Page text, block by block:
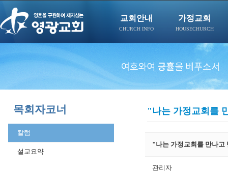
교회안내
CHURCH INFO
가정교회
HOUSECHURCH
목회자코너
칼럼
설교요약
"나는 가정교회를
"나는 가정교회를 만나고
관리자